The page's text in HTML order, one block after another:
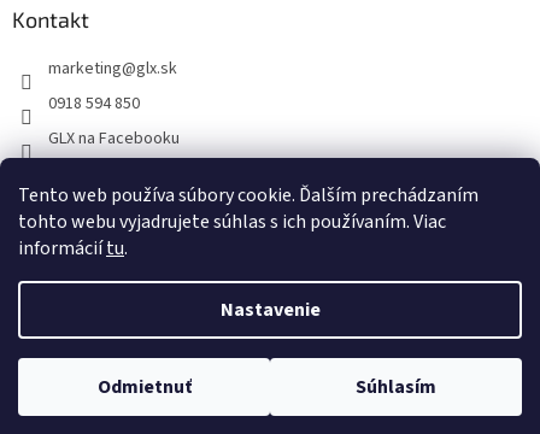
Tento web používa súbory cookie. Ďalším prechádzaním
tohto webu vyjadrujete súhlas s ich používaním. Viac
informáciítu.
Nastavenie
Odmietnuť Súhlasím
Kontakt
marketing@glx.sk
0918 594 850
GLX na Facebooku
Copyright 2026GLX. Všetky práva vyhradené.Upraviť nastavenie